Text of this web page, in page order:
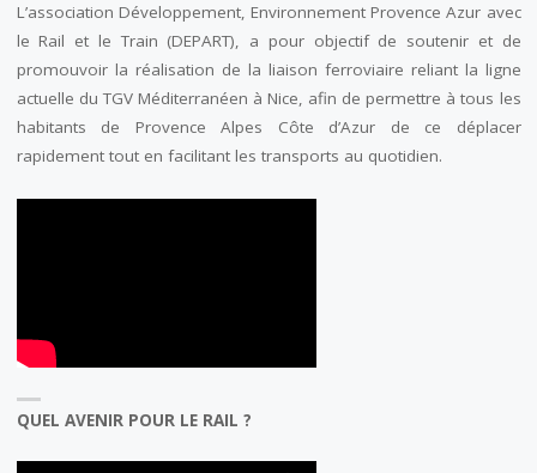
L’association Développement, Environnement Provence Azur avec
le Rail et le Train (DEPART), a pour objectif de soutenir et de
promouvoir la réalisation de la liaison ferroviaire reliant la ligne
actuelle du TGV Méditerranéen à Nice, afin de permettre à tous les
habitants de Provence Alpes Côte d’Azur de ce déplacer
rapidement tout en facilitant les transports au quotidien.
QUEL AVENIR POUR LE RAIL ?